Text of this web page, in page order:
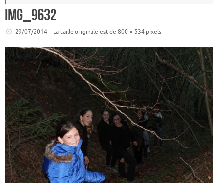
IMG_9632
29/07/2014 La taille originale est de 800 × 534pixels